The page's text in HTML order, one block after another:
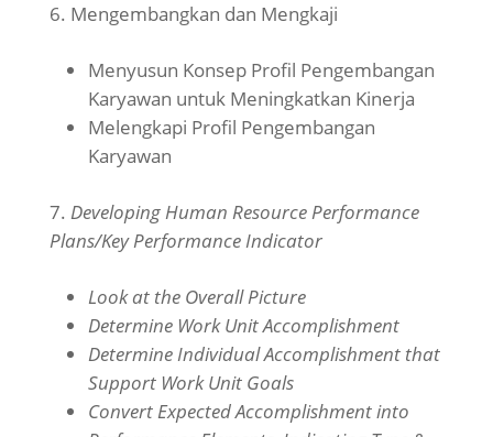
Mengembangkan dan Mengkaji
Menyusun Konsep Profil Pengembangan
Karyawan untuk Meningkatkan Kinerja
Melengkapi Profil Pengembangan
Karyawan
Developing Human Resource Performance
Plans/Key Performance Indicator
Look at the Overall Picture
Determine Work Unit Accomplishment
Determine Individual Accomplishment that
Support Work Unit Goals
Convert Expected Accomplishment into